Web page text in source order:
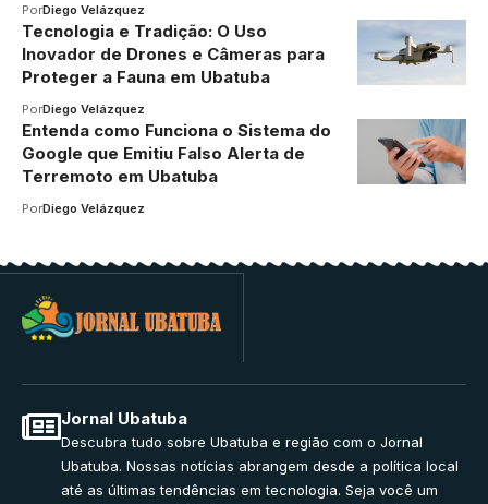
PorDiego Velázquez
Tecnologia e Tradição: O Uso
Inovador de Drones e Câmeras para
Proteger a Fauna em Ubatuba
PorDiego Velázquez
Entenda como Funciona o Sistema do
Google que Emitiu Falso Alerta de
Terremoto em Ubatuba
PorDiego Velázquez
Jornal Ubatuba
Descubra tudo sobre Ubatuba e região com o Jornal
Ubatuba. Nossas notícias abrangem desde a política local
até as últimas tendências em tecnologia. Seja você um